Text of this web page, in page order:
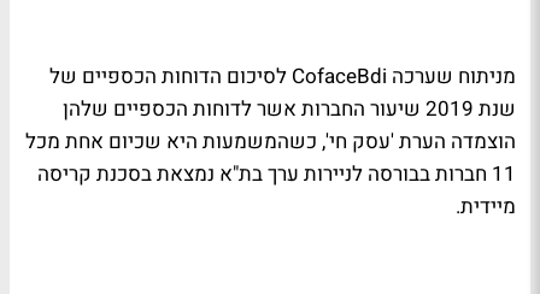
מניתוח שערכה CofaceBdi לסיכום הדוחות הכספיים של
שנת 2019 שיעור החברות אשר לדוחות הכספיים שלהן
הוצמדה הערת 'עסק חי', כשהמשמעות היא שכיום אחת מכל
11 חברות בבורסה לניירות ערך בת"א נמצאת בסכנת קריסה
מיידית.